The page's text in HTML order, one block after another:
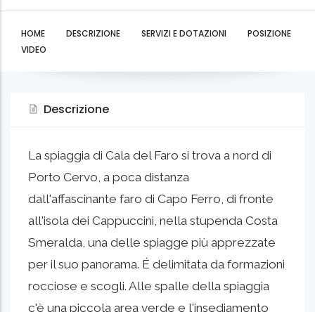
HOME DESCRIZIONE SERVIZI E DOTAZIONI
POSIZIONE
VIDEO
Descrizione
La spiaggia di Cala del Faro si trova a nord di
Porto Cervo, a poca distanza
dall'affascinante faro di Capo Ferro, di fronte
all'isola dei Cappuccini, nella stupenda Costa
Smeralda, una delle spiagge più apprezzate
per il suo panorama. É delimitata da formazioni
rocciose e scogli. Alle spalle della spiaggia
c'è una piccola area verde e l'insediamento